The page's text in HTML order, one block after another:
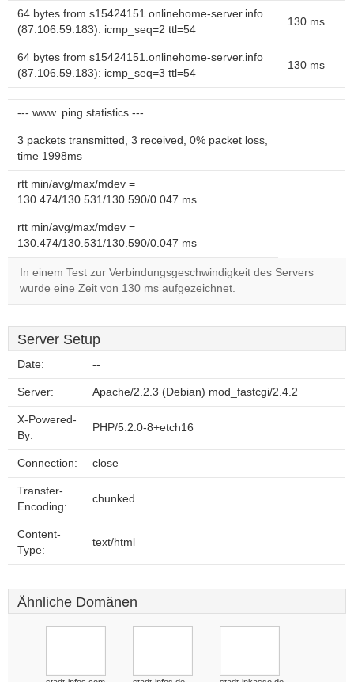
64 bytes from s15424151.onlinehome-server.info
(87.106.59.183): icmp_seq=2 ttl=54
130 ms
64 bytes from s15424151.onlinehome-server.info
(87.106.59.183): icmp_seq=3 ttl=54
130 ms
--- www. ping statistics ---
3 packets transmitted, 3 received, 0% packet loss,
time 1998ms
rtt min/avg/max/mdev =
130.474/130.531/130.590/0.047 ms
rtt min/avg/max/mdev =
130.474/130.531/130.590/0.047 ms
In einem Test zur Verbindungsgeschwindigkeit des Servers
wurde eine Zeit von 130 ms aufgezeichnet.
Server Setup
Date: --
Server: Apache/2.2.3 (Debian) mod_fastcgi/2.4.2
X-Powered-
By:
PHP/5.2.0-8+etch16
Connection: close
Transfer-
Encoding:
chunked
Content-
Type:
text/html
Ähnliche Domänen